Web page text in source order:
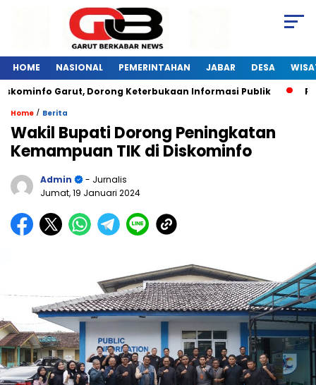
HOME NASIONAL PEMERINTAHAN JABAR DESA
Garut, Dorong Keterbukaan Informasi Publik
Home / Berita
Wakil Bupati Dorong Peningkatan
Kemampuan TIK di Diskominfo
Admin
- Jurnalis
Jumat, 19 Januari 2024